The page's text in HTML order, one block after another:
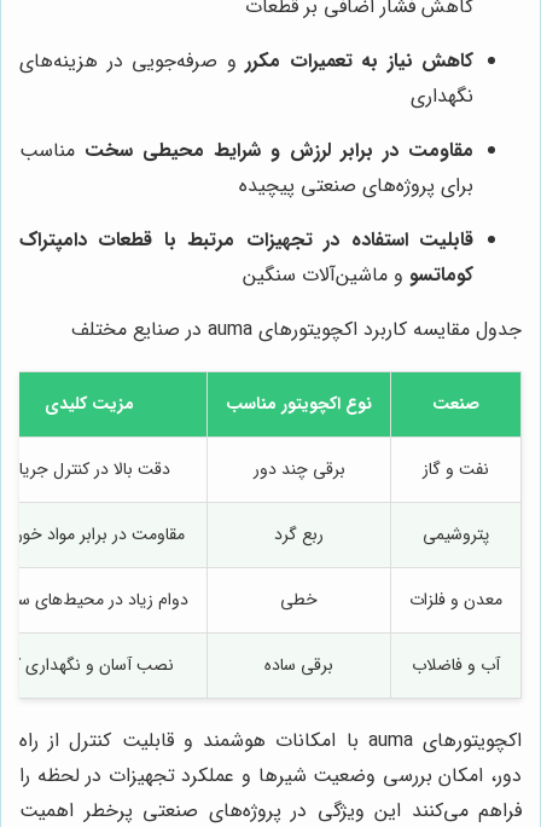
کاهش فشار اضافی بر قطعات
کاهش نیاز به تعمیرات مکرر و صرفه‌جویی در هزینه‌های
نگهداری
مقاومت در برابر لرزش و شرایط محیطی سخت مناسب
برای پروژه‌های صنعتی پیچیده
قابلیت استفاده در تجهیزات مرتبط با قطعات دامپتراک
کوماتسو و ماشین‌آلات سنگین
جدول مقایسه کاربرد اکچویتورهای auma در صنایع مختلف
صنعت نوع اکچویتور مناسب مزیت کلیدی
نفت و گاز برقی چند دور دقت بالا در کنترل جریان
پتروشیمی ربع گرد مقاومت در برابر مواد
معدن و فلزات خطی دوام زیاد در محیط‌های
آب و فاضلاب برقی ساده نصب آسان و نگهداری کم
اکچویتورهای auma با امکانات هوشمند و قابلیت کنترل از راه
دور، امکان بررسی وضعیت شیرها و عملکرد تجهیزات در لحظه را
فراهم می‌کنند این ویژگی در پروژه‌های صنعتی پرخطر اهمیت